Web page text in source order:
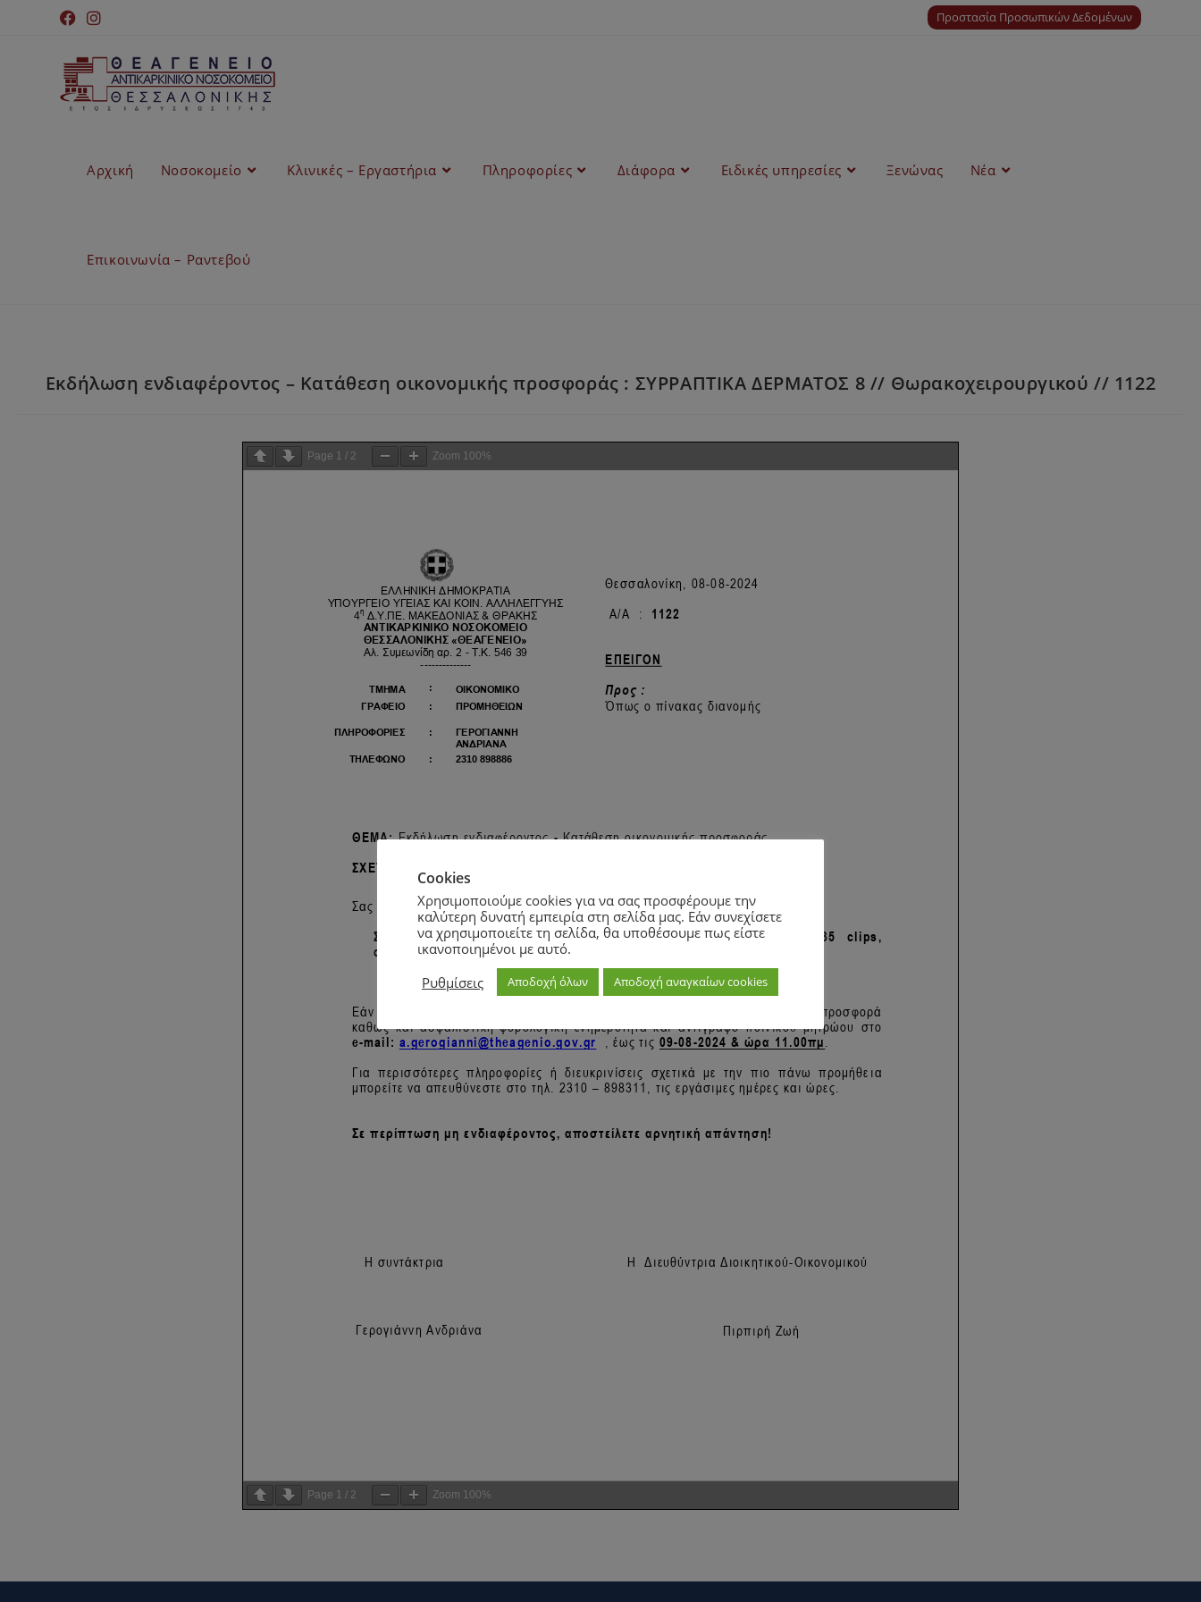
Προστασία Προσωπικών Δεδομένων
Αρχική Νοσοκομείο Κλινικές – Εργαστήρια Πληροφορίες Διάφορα Ειδικές υπηρεσίες Ξενώνας Νέα
Επικοινωνία – Ραντεβού
Εκδήλωση ενδιαφέροντος – Κατάθεση οικονομικής προσφοράς : ΣΥΡΡΑΠΤΙΚΑ ΔΕΡΜΑΤΟΣ 8 // Θωρακοχειρουργικού // 1122
Page 1 / 2 Zoom 100%
Page 1 / 2 Zoom 100%
Cookies
Χρησιμοποιούμε cookies για να σας προσφέρουμε την
καλύτερη δυνατή εμπειρία στη σελίδα μας. Εάν συνεχίσετε
να χρησιμοποιείτε τη σελίδα, θα υποθέσουμε πως είστε
ικανοποιημένοι με αυτό.
Ρυθμίσεις
Αποδοχή όλων Αποδοχή αναγκαίων cookies